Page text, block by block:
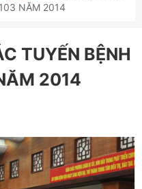
NĂM 2014
TUYẾN BỆNH
2014